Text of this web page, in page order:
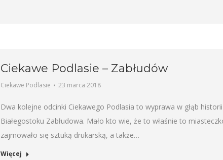
Ciekawe Podlasie – Zabłudów
Ciekawe Podlasie 23 marca 2018
Dwa kolejne odcinki Ciekawego Podlasia to wyprawa w głąb
Białegostoku Zabłudowa. Mało kto wie, że to właśnie to
zajmowało się sztuką drukarską, a także…
Więcej